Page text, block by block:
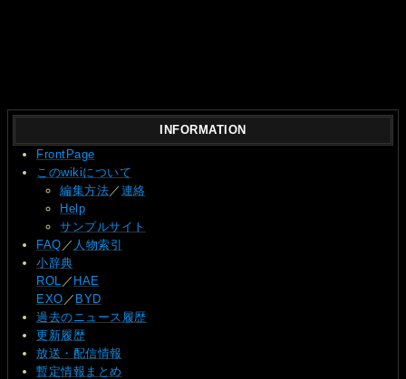
INFORMATION
FrontPage
このwikiについて
編集方法 ／ 連絡
Help
サンプルサイト
FAQ ／ 人物索引
小辞典
ROL ／ HAE
EXO ／ BYD
過去のニュース履歴
更新履歴
放送・配信情報
暫定情報まとめ